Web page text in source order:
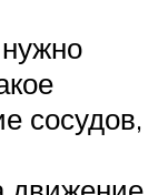
сосудов,